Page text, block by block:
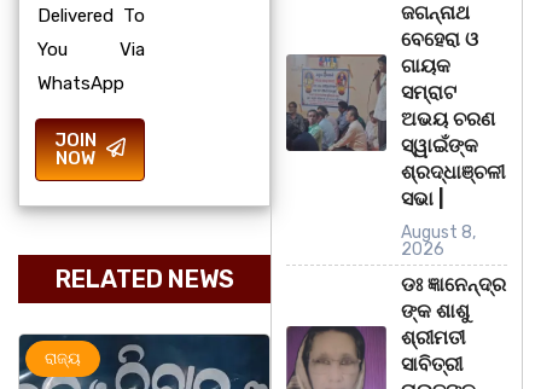
Delivered To
You Via
WhatsApp
JOIN
NOW
RELATED NEWS
ଅପରାଧ ରାଜ୍ୟ
ଜଗନ୍ନାଥ
ବେହେରା ଓ
ଗାୟକ
ସମ୍ରାଟ
ଅଭୟ ଚରଣ
ସ୍ୱାଇଁଙ୍କ
ଶ୍ରଦ୍ଧାଞ୍ଚଳୀ
ସଭା |
August 8,
2026
ଡଃ ଜ୍ଞାନେନ୍ଦ୍ର
ଙ୍କ ଶାଶୁ
ଶ୍ରୀମତୀ
ସାବିତ୍ରୀ